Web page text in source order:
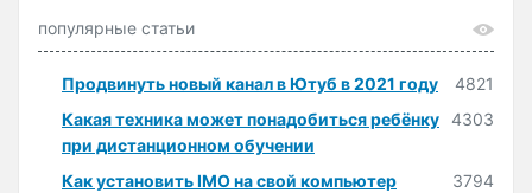
популярные статьи
Продвинуть новый канал в Ютуб в 2021 году
4821
Какая техника может понадобиться ребёнку
при дистанционном обучении
4303
Как установить IMO на свой компьютер
3794